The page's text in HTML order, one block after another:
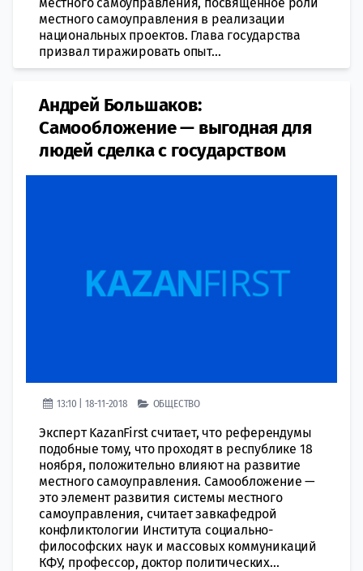
местного самоуправления в реализации
национальных проектов. Глава государства
призвал тиражировать опыт...
Андрей Большаков:
Самообложение — выгодная для
людей сделка с государством
13:10 | 18-11-2018 ОБЩЕСТВО
Эксперт KazanFirst считает, что референдумы
подобные тому, что проходят в республике 18
ноября, положительно влияют на развитие
местного самоуправления. Самообложение —
это элемент развития системы местного
самоуправления, считает завкафедрой
конфликтологии Института социально-
философских наук и массовых коммуникаций
КФУ, профессор, доктор политических...